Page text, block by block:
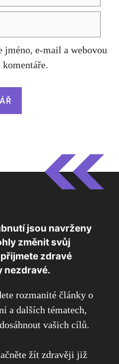
e-mail a webovou
jsou navrženy
změnit svůj
zdravé
nezdravé.
rozmanité články o
a dalších tématech,
vašich cílů.
žít zdravěji již